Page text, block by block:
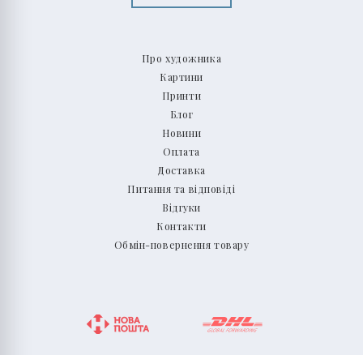
Про художника
Картини
Принти
Блог
Новини
Оплата
Доставка
Питання та відповіді
Відгуки
Контакти
Обмін-повернення товару